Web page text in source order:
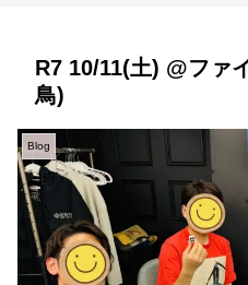
R7 10/11(土) @ファ
鳥)
Blog